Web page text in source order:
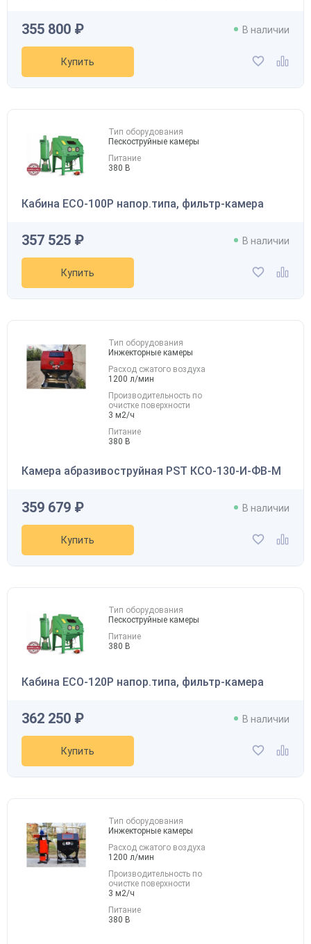
355 800 ₽ В наличии
Купить
Тип оборудования
Пескоструйные камеры
Питание
380 В
Кабина ECO-100P напор.типа, фильтр-камера
357 525 ₽ В наличии
Купить
Тип оборудования
Инжекторные камеры
Расход сжатого воздуха
1200 л/мин
Производительность по
очистке поверхности
3 м2/ч
Питание
380 В
Камера абразивоструйная PST КСО-130-И-ФВ-М
359 679 ₽ В наличии
Купить
Тип оборудования
Пескоструйные камеры
Питание
380 В
Кабина ECO-120P напор.типа, фильтр-камера
362 250 ₽ В наличии
Купить
Тип оборудования
Инжекторные камеры
Расход сжатого воздуха
1200 л/мин
Производительность по
очистке поверхности
3 м2/ч
Питание
380 В